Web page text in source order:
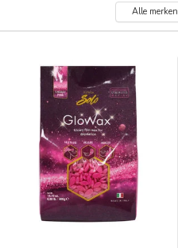
Alle merken